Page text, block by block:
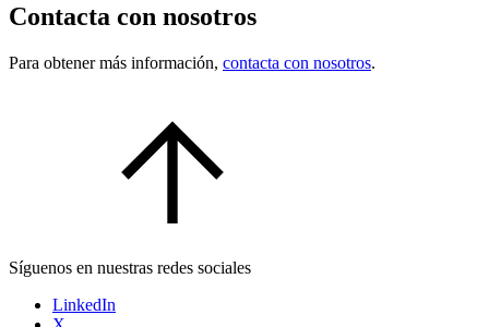
Contacta con nosotros
Para obtener más información, contacta con nosotros.
Síguenos en nuestras redes sociales
LinkedIn